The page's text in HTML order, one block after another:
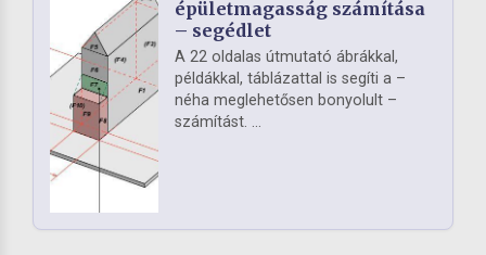
épületmagasság számítása
– segédlet
A 22 oldalas útmutató ábrákkal,
példákkal, táblázattal is segíti a –
néha meglehetősen bonyolult –
számítást. ...